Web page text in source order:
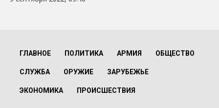
ГЛАВНОЕ ПОЛИТИКА АРМИЯ ОБЩЕСТВО
СЛУЖБА ОРУЖИЕ ЗАРУБЕЖЬЕ
ЭКОНОМИКА ПРОИСШЕСТВИЯ